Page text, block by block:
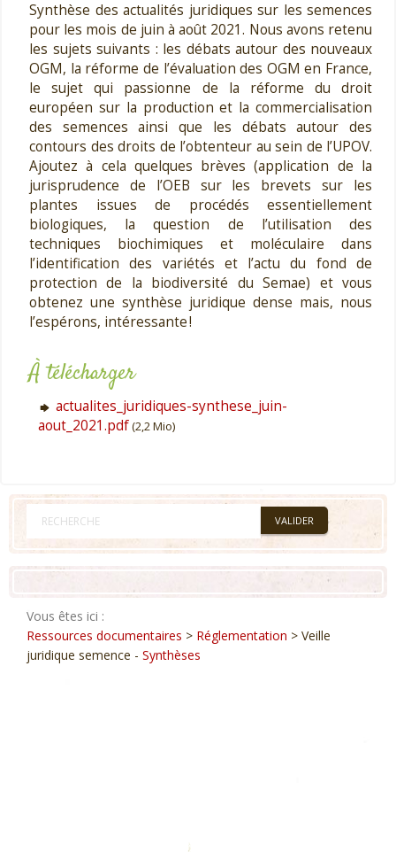
Synthèse des actualités juridiques sur les semences
pour les mois de juin à août 2021. Nous avons retenu
les sujets suivants : les débats autour des nouveaux
OGM, la réforme de l’évaluation des OGM en France,
le sujet qui passionne de la réforme du droit
européen sur la production et la commercialisation
des semences ainsi que les débats autour des
contours des droits de l’obtenteur au sein de l’UPOV.
Ajoutez à cela quelques brèves (application de la
jurisprudence de l’OEB sur les brevets sur les
plantes issues de procédés essentiellement
biologiques, la question de l’utilisation des
techniques biochimiques et moléculaire dans
l’identification des variétés et l’actu du fond de
protection de la biodiversité du Semae) et vous
obtenez une synthèse juridique dense mais, nous
l’espérons, intéressante !
À télécharger
actualites_juridiques-synthese_juin-
aout_2021.pdf(2,2 Mio)
Vous êtes ici :
Ressources documentaires > Réglementation > Veille
juridique semence - Synthèses